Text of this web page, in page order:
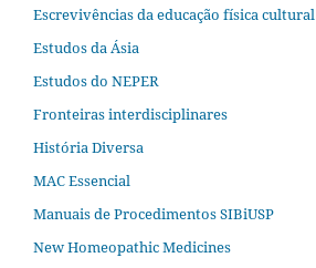
Escrevivências da educação física cultural
Estudos da Ásia​
Estudos do NEPER
Fronteiras interdisciplinares
História Diversa
MAC Essencial
Manuais de Procedimentos SIBiUSP
New Homeopathic Medicines